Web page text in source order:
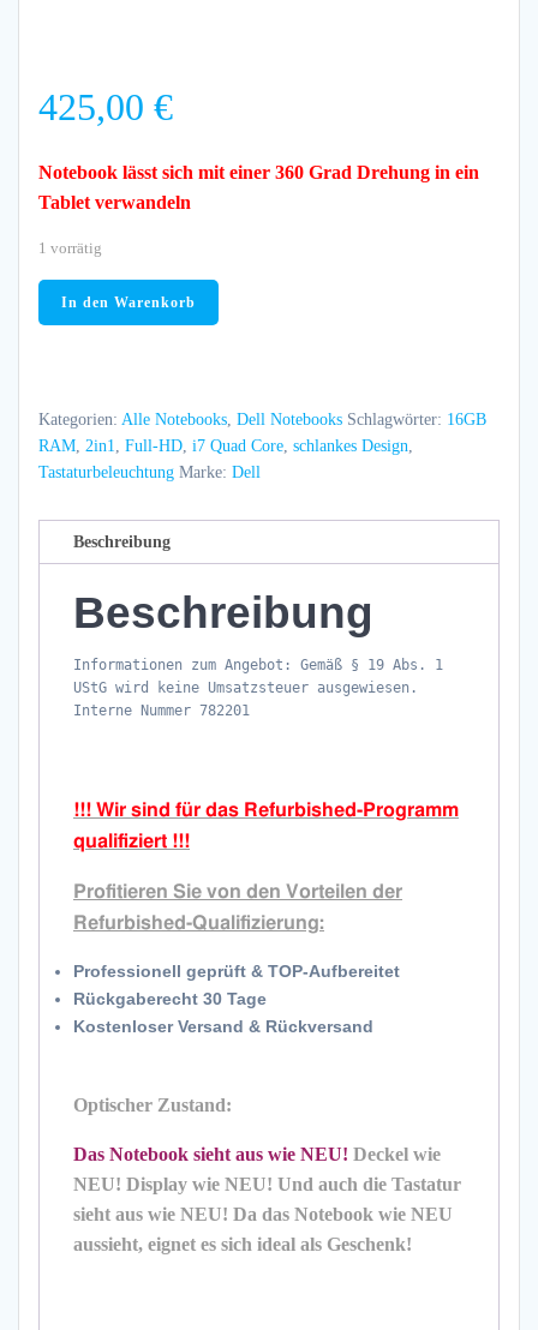
425,00 €
Notebook lässt sich mit einer 360 Grad Drehung in ein
Tablet verwandeln
1 vorrätig
Dell
Inspiron
15
Zoll
Full
Touch
512GB
RAM
NEUER
Menge
In den Warenkorb
Kategorien: Alle Notebooks, Dell Notebooks Schlagwörter: 16GB
RAM, 2in1, Full-HD, i7 Quad Core, schlankes Design,
Tastaturbeleuchtung Marke: Dell
Beschreibung
Beschreibung
Informationen zum Angebot: Gemäß § 19 Abs. 1
UStG wird keine Umsatzsteuer ausgewiesen.
Interne Nummer 782201
!!! Wir sind für das Refurbished-Programm
qualifiziert !!!
Profitieren Sie von den Vorteilen der
Refurbished-Qualifizierung:
Professionell geprüft & TOP-Aufbereitet
Rückgaberecht 30 Tage
Kostenloser Versand & Rückversand
Optischer Zustand:
Das Notebook sieht aus wie NEU! Deckel wie
NEU! Display wie NEU! Und auch die Tastatur
sieht aus wie NEU! Da das Notebook wie NEU
aussieht, eignet es sich ideal als Geschenk!